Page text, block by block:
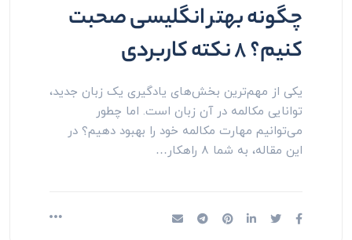
چگونه بهتر انگلیسی صحبت
کنیم؟ ۸ نکته کاربردی
یکی از مهم‌ترین بخش‌های یادگیری یک زبان جدید،
توانایی مکالمه در آن زبان است. اما چطور
می‌توانیم مهارت مکالمه خود را بهبود دهیم؟ در
این مقاله، به شما ۸ راهکار…